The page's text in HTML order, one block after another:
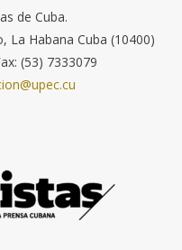
de Cuba.
La Habana Cuba (10400)
(53) 7333079